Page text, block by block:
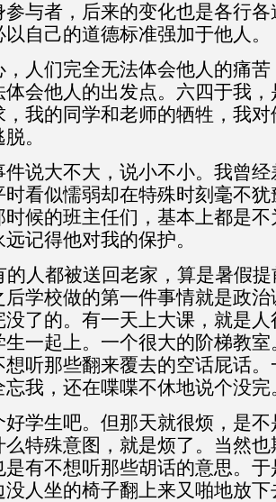
参与者，后来的变化也是各行
自己的道德标准强加于他人。
，人们完全无法体会他人的痛
体会他人的出发点。六四于我
，我的同学和老师的牺牲，我
。
件说大不大，说小不小。我曾
时看似懦弱却在特殊时刻毫不
时候的班主任们，基本上都是
记得他对我的保护。
的人都被送回老家，算是暑假
后学校做的第一件事情就是政
没了的。有一天上大课，就是
生一起上。一个很大的阶梯教
想听那些翻来覆去的空话屁话
忘我，还在喋喋不休地说个没完
好学生吧。但那天就很烦，是
么特殊意图，就是烦了。当然
是有不想听那些胡话的意思。
没人坐的椅子翻上来又啪地放